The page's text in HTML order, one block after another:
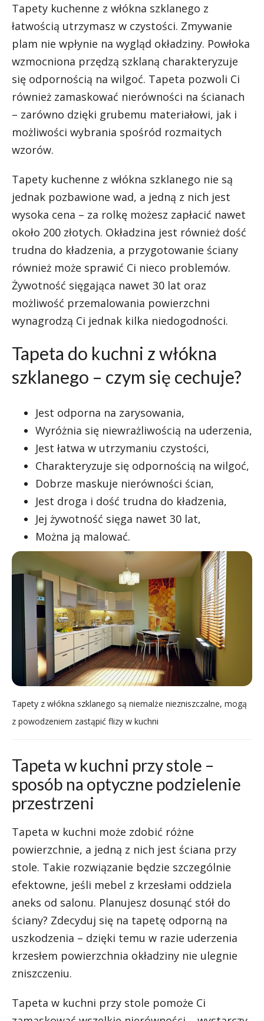
Tapety kuchenne z włókna szklanego z
łatwością utrzymasz w czystości. Zmywanie
plam nie wpłynie na wygląd okładziny. Powłoka
wzmocniona przędzą szklaną charakteryzuje
się odpornością na wilgoć. Tapeta pozwoli Ci
również zamaskować nierówności na ścianach
– zarówno dzięki grubemu materiałowi, jak i
możliwości wybrania spośród rozmaitych
wzorów.
Tapety kuchenne z włókna szklanego nie są
jednak pozbawione wad, a jedną z nich jest
wysoka cena – za rolkę możesz zapłacić nawet
około 200 złotych. Okładzina jest również dość
trudna do kładzenia, a przygotowanie ściany
również może sprawić Ci nieco problemów.
Żywotność sięgająca nawet 30 lat oraz
możliwość przemalowania powierzchni
wynagrodzą Ci jednak kilka niedogodności.
Tapeta do kuchni z włókna
szklanego – czym się cechuje?
Jest odporna na zarysowania,
Wyróżnia się niewrażliwością na uderzenia,
Jest łatwa w utrzymaniu czystości,
Charakteryzuje się odpornością na wilgoć,
Dobrze maskuje nierówności ścian,
Jest droga i dość trudna do kładzenia,
Jej żywotność sięga nawet 30 lat,
Można ją malować.
Tapety z włókna szklanego są niemalże niezniszczalne, mogą
z powodzeniem zastąpić flizy w kuchni
Tapeta w kuchni przy stole –
sposób na optyczne podzielenie
przestrzeni
Tapeta w kuchni może zdobić różne
powierzchnie, a jedną z nich jest ściana przy
stole. Takie rozwiązanie będzie szczególnie
efektowne, jeśli mebel z krzesłami oddziela
aneks od salonu. Planujesz dosunąć stół do
ściany? Zdecyduj się na tapetę odporną na
uszkodzenia – dzięki temu w razie uderzenia
krzesłem powierzchnia okładziny nie ulegnie
zniszczeniu.
Tapeta w kuchni przy stole pomoże Ci